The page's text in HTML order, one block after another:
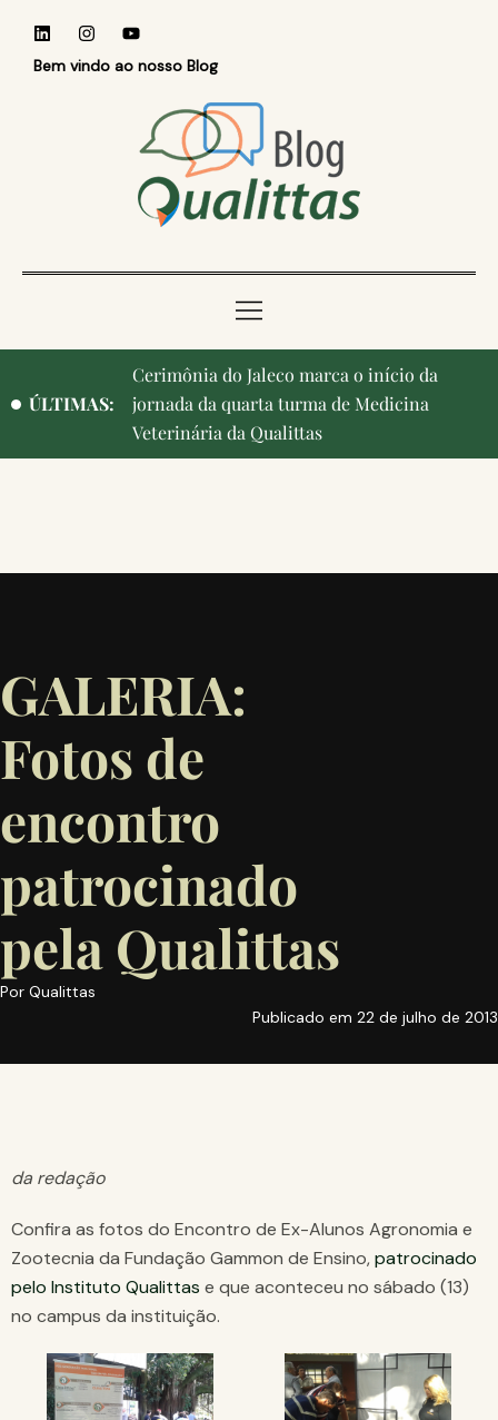
Bem vindo ao nosso Blog
ÚLTIMAS:
Cerimônia do Jaleco marca o início da
jornada da quarta turma de Medicina
Veterinária da Qualittas
Qualittas, Portas Abertas! e aniversário de
Campinas, cidade onde nasceu a instituição,
ganham destaque na imprensa
GALERIA:
Fotos de
encontro
patrocinado
pela Qualittas
Por Qualittas
Publicado em 22 de julho de 2013
da redação
Confira as fotos do Encontro de Ex-Alunos Agronomia e
Zootecnia da Fundação Gammon de Ensino,patrocinado
pelo Instituto Qualittas e que aconteceu no sábado (13)
no campus da instituição.